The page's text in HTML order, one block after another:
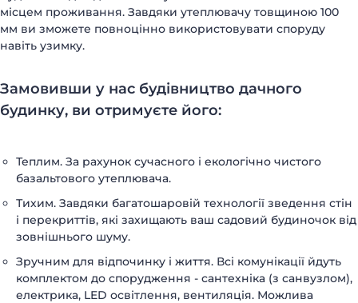
місцем проживання. Завдяки утеплювачу товщиною 100
мм ви зможете повноцінно використовувати споруду
навіть узимку.
Замовивши у нас будівництво дачного
будинку, ви отримуєте його:
Теплим. За рахунок сучасного і екологічно чистого
базальтового утеплювача.
Тихим. Завдяки багатошаровій технології зведення стін
і перекриттів, які захищають ваш садовий будиночок від
зовнішнього шуму.
Зручним для відпочинку і життя. Всі комунікації йдуть
комплектом до спорудження - сантехніка (з санвузлом),
електрика, LED освітлення, вентиляція. Можлива